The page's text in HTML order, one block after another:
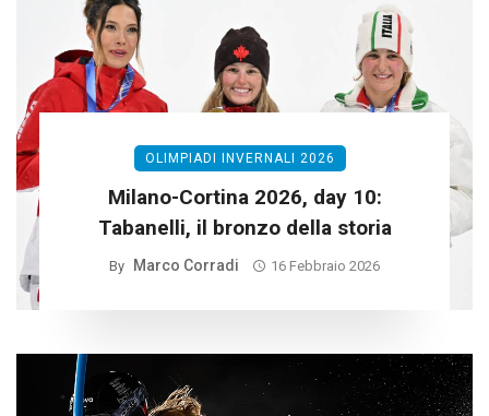
OLIMPIADI INVERNALI 2026
Milano-Cortina 2026, day 10:
Tabanelli, il bronzo della storia
By Marco Corradi 16 Febbraio 2026